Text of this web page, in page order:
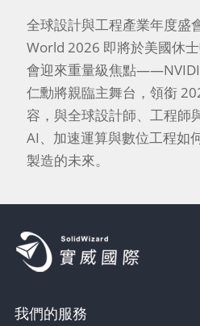
全球設計與工程產業年度盛
World 2026 即將於美國休
會迎來重量級焦點
仁勳將親臨主舞台，領銜
容，與全球設計師、工程師
AI、加速運算與數位工程如
製造的未來。
我們的服務